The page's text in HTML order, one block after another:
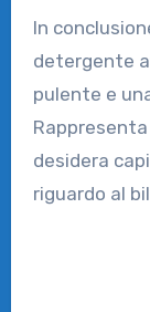
In
detergente
pulente e
desidera
riguardo al